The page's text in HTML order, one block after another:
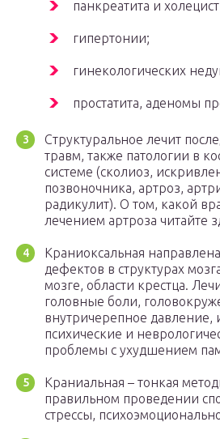
панкреатита и
гипертонии;
гинекологических
простатита, аденомы
Структуральное лечит
травм, также патологии в
системе (сколиоз,
позвоночника, артроз,
радикулит). О том, какой
лечением артроза читайте
Краниоксальная
дефектов в структурах
мозге, области крестца.
головные боли,
внутричерепное давление,
психические и
проблемы с ухудшением
Краниальная – тонкая
правильном проведении
стрессы,